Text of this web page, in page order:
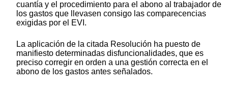
cuantía y el procedimiento para el abono al trabajador de
los gastos que llevasen consigo las comparecencias
exigidas por el EVI.
La aplicación de la citada Resolución ha puesto de
manifiesto determinadas disfuncionalidades, que es
preciso corregir en orden a una gestión correcta en el
abono de los gastos antes señalados.